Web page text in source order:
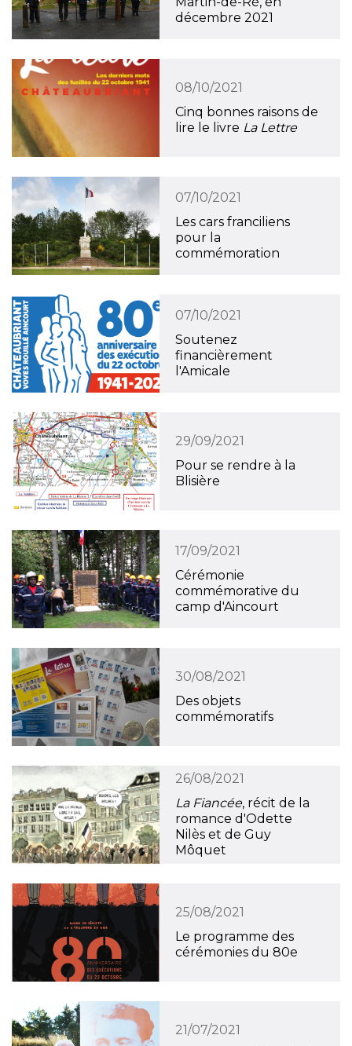
décembre 2021
08/10/2021
Cinq bonnes raisons de
lire le livre La Lettre
07/10/2021
Les cars franciliens
pour la
commémoration
07/10/2021
Soutenez
financièrement
l'Amicale
29/09/2021
Pour se rendre à la
Blisière
17/09/2021
Cérémonie
commémorative du
camp d'Aincourt
30/08/2021
Des objets
commémoratifs
26/08/2021
La Fiancée, récit de la
romance d'Odette
Nilès et de Guy
Môquet
25/08/2021
Le programme des
cérémonies du 80e
21/07/2021